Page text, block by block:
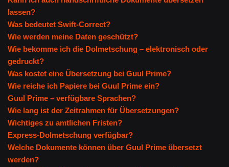
lassen?
Was bedeutet Swift-Correct?
Wie werden meine Daten geschützt?
Wie bekomme ich die Dolmetschung – elektronisch oder
gedruckt?
Was kostet eine Übersetzung bei Guul Prime?
Wie reiche ich Papiere bei Guul Prime ein?
Guul Prime – verfügbare Sprachen?
Wie lang ist der Zeitrahmen für Übersetzungen?
Wichtiges zu amtlichen Fristen?
Express-Dolmetschung verfügbar?
Welche Dokumente können über Guul Prime übersetzt
werden?